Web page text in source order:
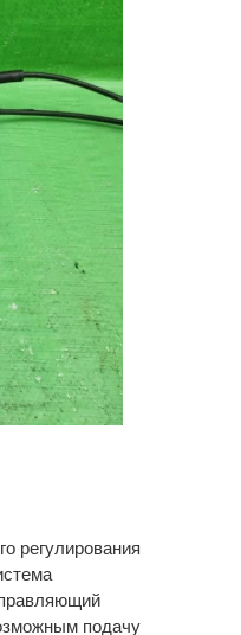
регулирования
подачу